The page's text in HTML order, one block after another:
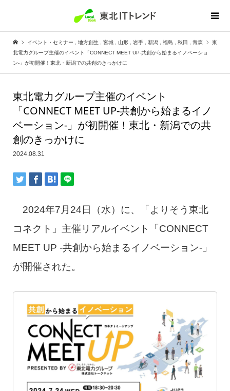
イベント・セミナー 地方創生 宮城 山形 岩手 新潟 福島 秋田 青森
東
北電力グループ主催のイベント「CONNECT MEET UP-共創から始まるイノベーショ
ン-」が初開催！東北・新潟での共創のきっかけに
東北電力グループ主催のイベント
「CONNECT MEET UP-共創から始まるイノ
ベーション-」が初開催！東北・新潟での共
創のきっかけに
2024.08.31
2024年7月24日（水）に、「よりそう東北
コネクト」主催リアルイベント「CONNECT
MEET UP -共創から始まるイノベーション-」
が開催された。